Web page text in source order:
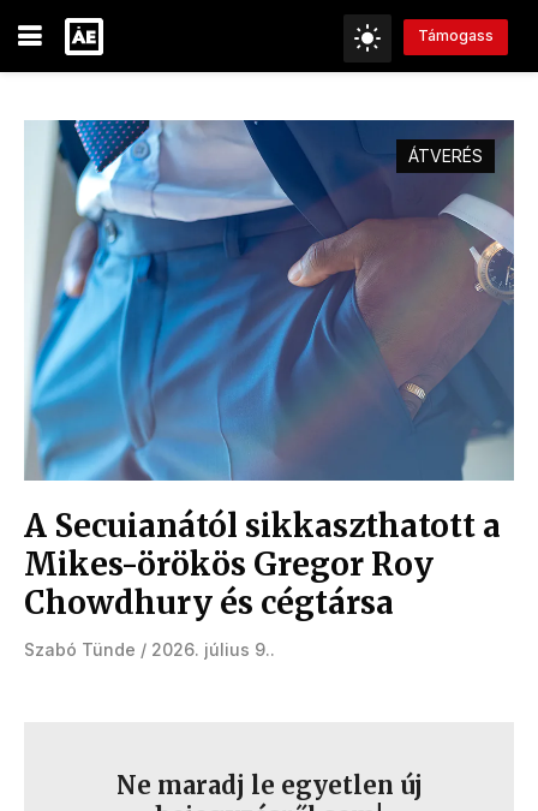
Támogass
ÁTVERÉS
A Secuianától sikkaszthatott a
Mikes-örökös Gregor Roy
Chowdhury és cégtársa
Szabó Tünde 2026. július 9.
Ne maradj le egyetlen új